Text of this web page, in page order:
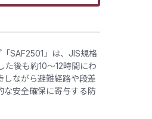
SAF2501」は、JIS規格
後も約10〜12時間にわ
しながら避難経路や段差
な安全確保に寄与する防